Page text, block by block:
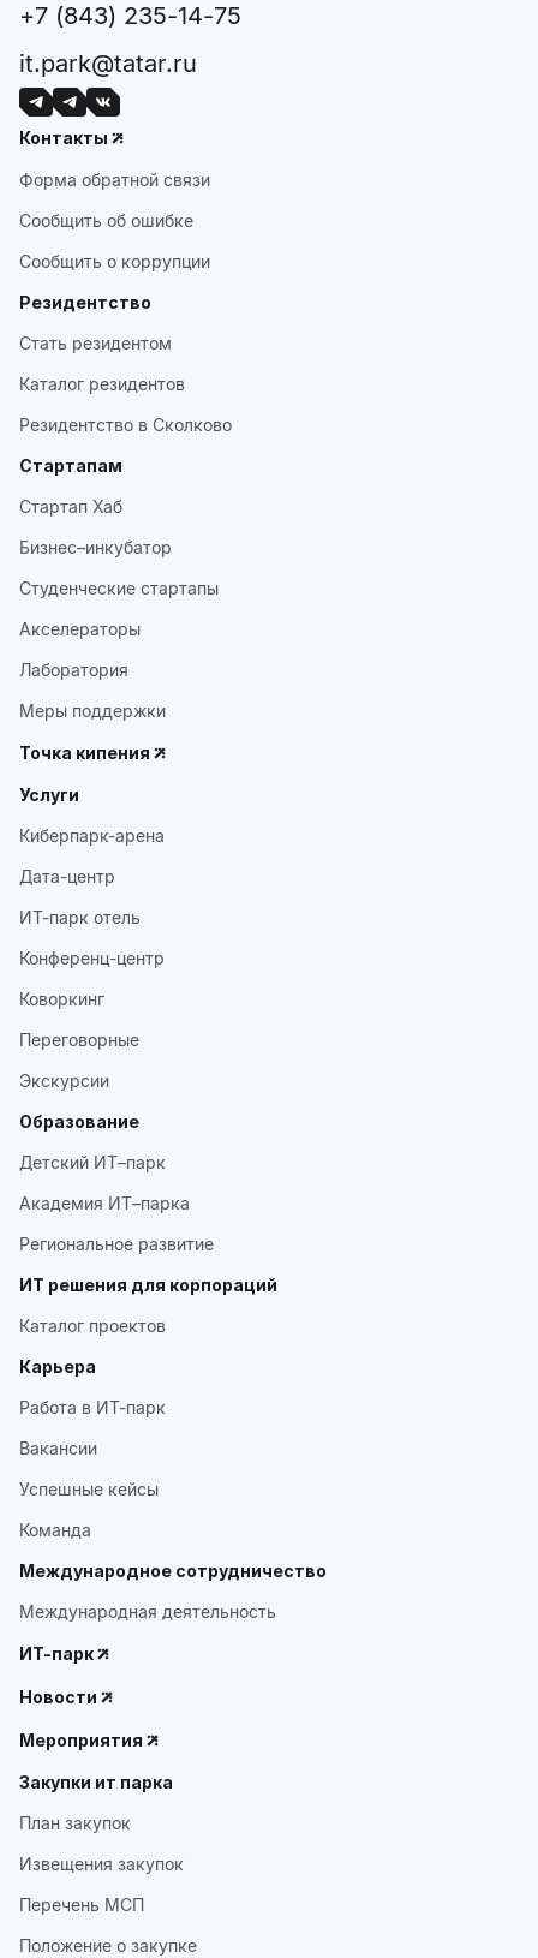
+7 (843) 235-14-75
it.park@tatar.ru
Контакты
Форма обратной связи
Сообщить об ошибке
Сообщить о коррупции
Резидентство
Стать резидентом
Каталог резидентов
Резидентство в Сколково
Стартапам
Стартап Хаб
Бизнес–инкубатор
Студенческие стартапы
Акселераторы
Лаборатория
Меры поддержки
Точка кипения
Услуги
Киберпарк-арена
Дата-центр
ИТ-парк отель
Конференц-центр
Коворкинг
Переговорные
Экскурсии
Образование
Детский ИТ–парк
Академия ИТ–парка
Региональное развитие
ИТ решения для корпораций
Каталог проектов
Карьера
Работа в ИТ-парк
Вакансии
Успешные кейсы
Команда
Международное сотрудничество
Международная деятельность
ИТ-парк
Новости
Мероприятия
Закупки ит парка
План закупок
Извещения закупок
Перечень МСП
Положение о закупке